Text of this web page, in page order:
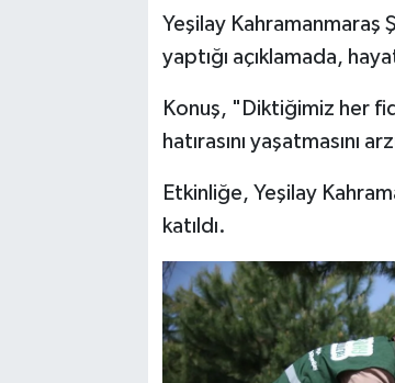
Yeşilay Kahramanmaraş
yaptığı açıklamada,
Konuş, "Diktiğimiz her
hatırasını yaşatmasını
Etkinliğe, Yeşilay
katıldı.